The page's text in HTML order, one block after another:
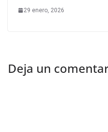
29 enero, 2026
Deja un